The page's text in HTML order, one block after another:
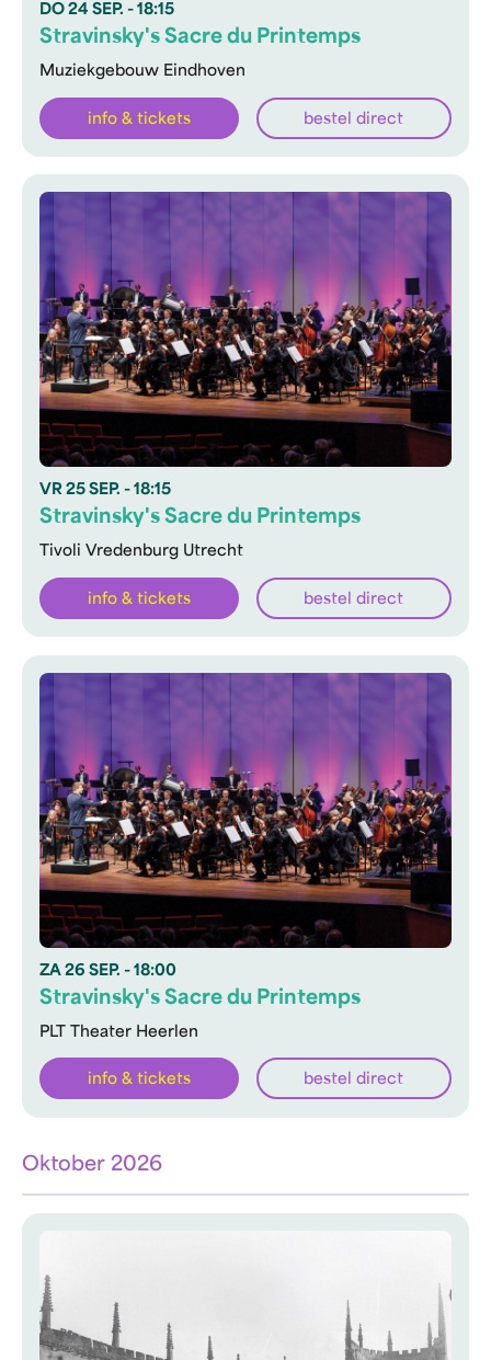
DO 24 SEP. - 18:15
Muziekgebouw Eindhoven
Stravinsky's Sacre du Printemps
info & tickets bestel direct
VR 25 SEP. - 18:15
Tivoli Vredenburg Utrecht
Stravinsky's Sacre du Printemps
info & tickets bestel direct
ZA 26 SEP. - 18:00
PLT Theater Heerlen
Stravinsky's Sacre du Printemps
info & tickets bestel direct
Oktober 2026